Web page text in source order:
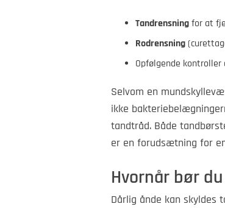
Tandrensningfor at
Rodrensning
Opfølgende
Selvom en
ikke
tandtråd. Både
er en forudsætning for
Hvornår bør
Dårlig ånde kan skyldes